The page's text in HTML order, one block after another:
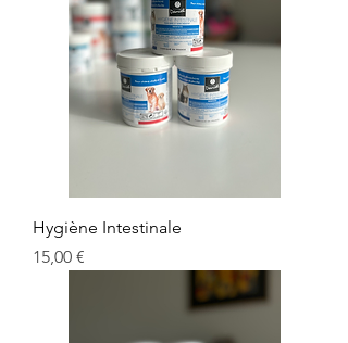
Hygiène Intestinale
Prix
15,00 €